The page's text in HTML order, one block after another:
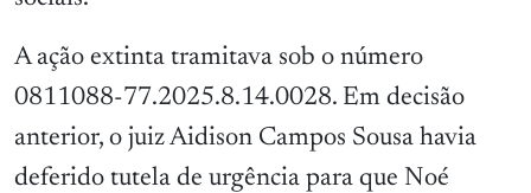
A ação extinta tramitava sob o número
0811088-77.2025.8.14.0028. Em decisão
anterior, o juiz Aidison Campos Sousa havia
deferido tutela de urgência para que Noé